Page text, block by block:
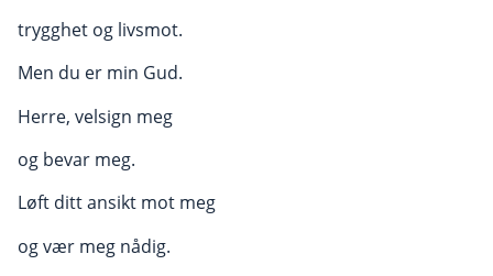
trygghet og livsmot.
Men du er min Gud.
Herre, velsign meg
og bevar meg.
Løft ditt ansikt mot meg
og vær meg nådig.